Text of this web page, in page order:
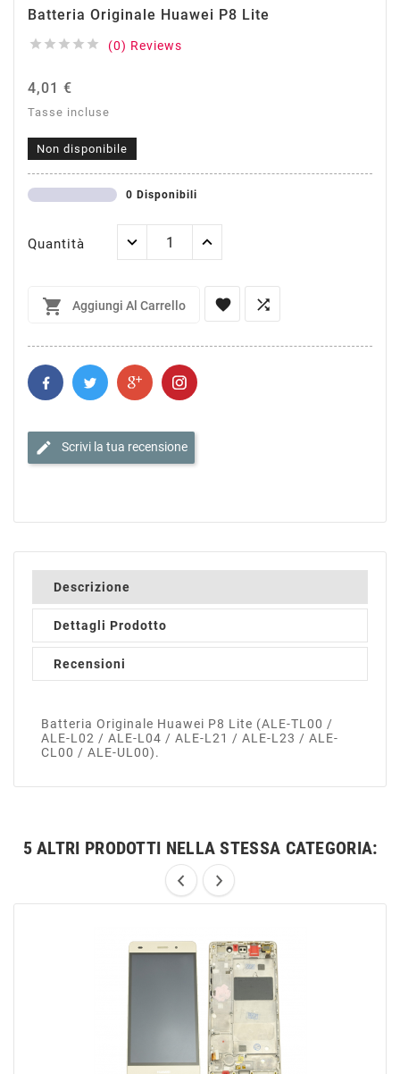
Batteria Originale Huawei P8 Lite
     (0) Reviews
4,01 €
Tasse incluse
Non disponibile
0 Disponibili
Quantità
 Aggiungi Al Carrello  
edit Scrivi la tua recensione
Descrizione
Dettagli Prodotto
Recensioni
Batteria Originale Huawei P8 Lite (ALE-TL00 /
ALE-L02 / ALE-L04 / ALE-L21 / ALE-L23 / ALE-
CL00 / ALE-UL00).
5 ALTRI PRODOTTI NELLA STESSA CATEGORIA: